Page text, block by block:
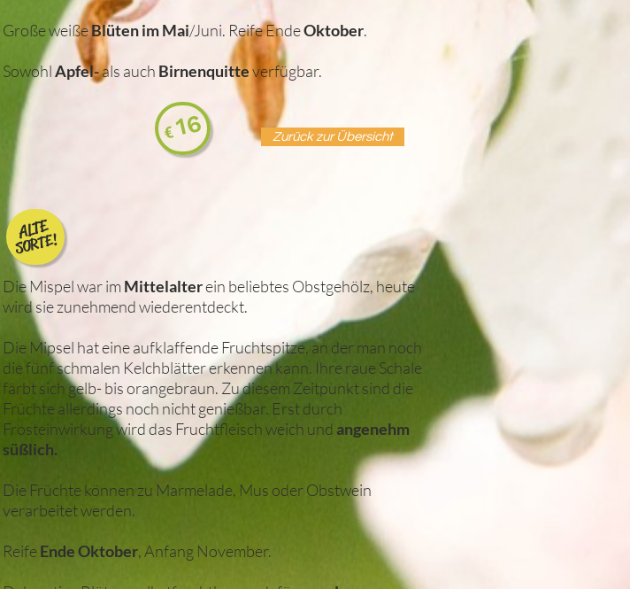
Große weißeBlüten im Mai/Juni. Reife EndeOktober.
SowohlApfel-als auch Birnenquitteverfügbar.
€16 Zurück zur Übersicht
ALTE
SORTE!
Die Mispel war im Mittelalterein beliebtes Obstgehölz, heute
wird sie zunehmend wiederentdeckt.
Die Mipsel hat eine aufklaffende Fruchtspitze, an der man noch
die fünf schmalen Kelchblätter erkennen kann. Ihre raue Schale
färbt sich gelb- bis orangebraun. Zu diesem Zeitpunkt sind die
Früchte allerdings noch nicht genießbar. Erst durch
Frosteinwirkung wird das Fruchtfleisch weich und angenehm
süßlich.
Die Früchte können zu Marmelade, Mus oder Obstwein
verarbeitet werden.
ReifeEnde Oktober, Anfang November.